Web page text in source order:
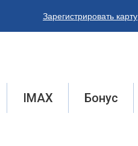
Зарегистрировать карту
IMAX Бонус